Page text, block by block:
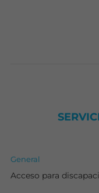
General
Acceso para